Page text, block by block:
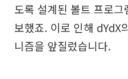
도록 설계된 볼트 프로
보했죠. 이로 인해 dYdX
니즘을 앞질렀습니다.